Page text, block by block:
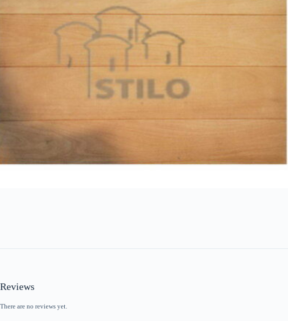
Reviews
There are no reviews yet.